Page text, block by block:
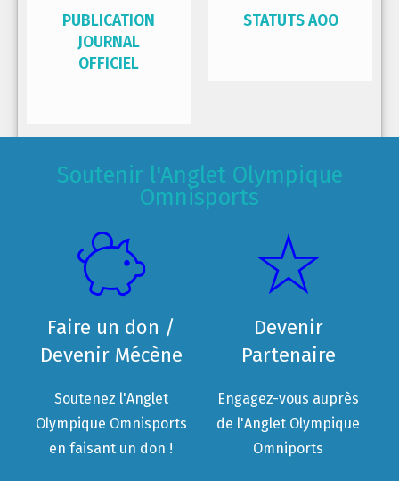
PUBLICATION
JOURNAL
OFFICIEL
STATUTS AOO
Soutenir l'Anglet Olympique
Omnisports
Faire un don /
Devenir Mécène
Soutenez l'Anglet
Olympique Omnisports
en faisant un don !
Devenir
Partenaire
Engagez-vous auprès
de l'Anglet Olympique
Omniports